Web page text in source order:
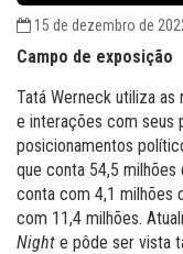
15 de dezembro de
Campo de exposição
Tatá Werneck utiliza as
e interações com seus
posicionamentos
que conta 54,5 milhões
conta com 4,1 milhões
com 11,4 milhões.
Night e pôde ser vista